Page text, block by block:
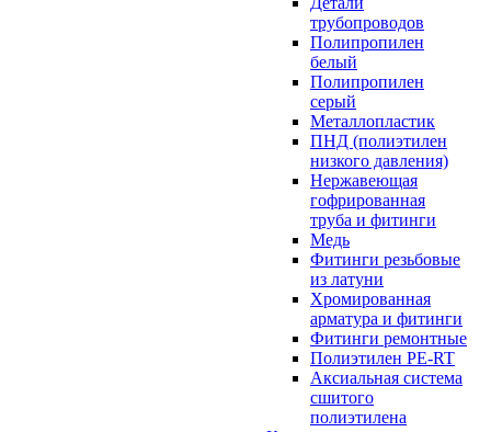
трубопроводов
Полипропилен
белый
Полипропилен
серый
Металлопластик
ПНД (полиэтилен
низкого давления)
Нержавеющая
гофрированная
труба и фитинги
Медь
Фитинги резьбовые
из латуни
Хромированная
арматура и фитинги
Фитинги ремонтные
Полиэтилен PE-RT
Аксиальная система
сшитого
полиэтилена